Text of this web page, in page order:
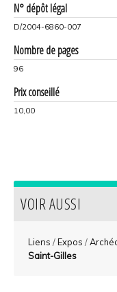
N° dépôt légal
D/2004-6860-007
Nombre de pages
96
Prix conseillé
10,00
VOIR AUSSI
Liens /Expos /
Saint-Gilles